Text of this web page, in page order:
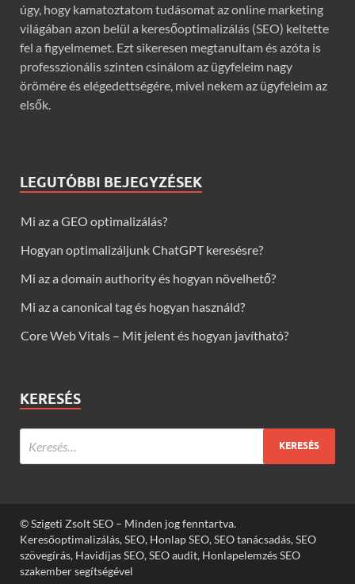
úgy, hogy kamatoztatom tudásomat az online marketing
világában azon belül a keresőoptimalizálás (SEO) keltette
fel a figyelmemet. Ezt sikeresen megtanultam és azóta is
professzionális szinten csinálom az ügyfeleim nagy
örömére és elégedettségére, mivel nekem az ügyfeleim az
elsők.
LEGUTÓBBI BEJEGYZÉSEK
Mi az a GEO optimalizálás?
Hogyan optimalizáljunk ChatGPT keresésre?
Mi az a domain authority és hogyan növelhető?
Mi az a canonical tag és hogyan használd?
Core Web Vitals – Mit jelent és hogyan javítható?
KERESÉS
© Szigeti Zsolt SEO – Minden jog fenntartva.
Keresőoptimalizálás, SEO, Honlap SEO, SEO tanácsadás, SEO
szövegírás, Havidíjas SEO, SEO audit, Honlapelemzés SEO
szakember segítségével